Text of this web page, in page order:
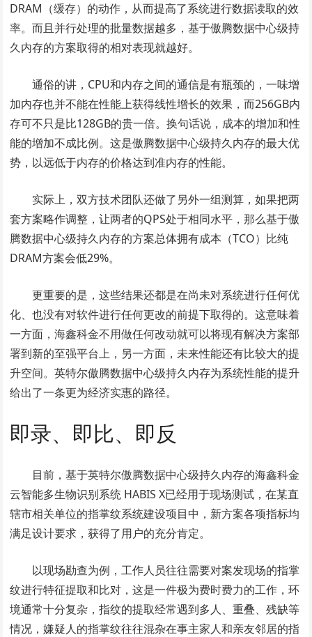
DRAM（缓存）的动作，从而提高了系统进行数据读取的效
率。而且并行处理的批量数据越多，基于傲腾数据中心级持
久内存的方案取得的相对表现就越好。
通俗的讲，CPU和内存之间的通信是有瓶颈的，一味增
加内存也并不能在性能上获得线性增长的效果，而256GB内
存可不只是比128GB的贵一倍。换句话说，成本的增加和性
能的增加不成比例。这是傲腾数据中心级持久内存的最大优
势，以远低于内存的价格达到准内存的性能。
实际上，双方技术团队还做了另外一组测算，如果把两
套方案略作调整，让两者的QPS处于相同水平，那么基于傲
腾数据中心级持久内存的方案总体拥有成本（TCO）比纯
DRAM方案会低29%。
更重要的是，这些结果还都是在尚未对系统进行任何优
化、也没有对软件进行任何更改的前提下取得的。这意味着
一方面，海鑫科金不用做任何改动就可以将现有解决方案部
署到新的至强平台上，另一方面，未来性能还有比较大的提
升空间。英特尔傲腾数据中心级持久内存为系统性能的提升
给出了一条更为经济实惠的路径。
即录、即比、即反
目前，基于英特尔傲腾数据中心级持久内存的海鑫科金
云智能多生物识别系统 HABIS X已经用于现场测试，在某直
辖市相关单位的指掌纹系统建设项目中，新方案各项指标均
满足设计要求，获得了用户的充分肯定。
以现场勘查为例，工作人员往往需要对案发现场的指掌
纹进行特征提取和比对，这是一件极为费时费力的工作，环
境通常十分复杂，指纹的提取经常遇到多人、重叠、残缺等
情况，嫌疑人的指掌纹往往混杂在事主家人和亲友邻居的指